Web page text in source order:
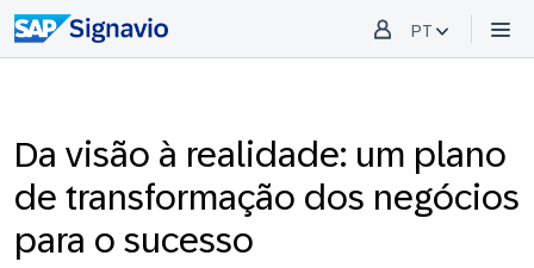
PT
Da visão à realidade: um plano
de transformação dos negócios
para o sucesso